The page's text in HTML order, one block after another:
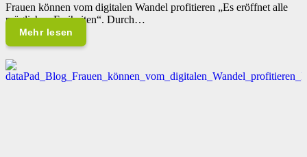
Frauen können vom digitalen Wandel profitieren „Es eröffnet alle
möglichen Freiheiten“. Durch…
Mehr lesen